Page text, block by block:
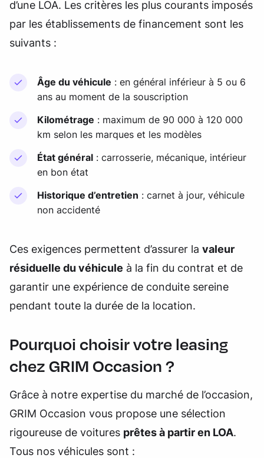
d’une LOA. Les critères les plus courants imposés
par les établissements de financement sont les
suivants :
Âge du véhicule : en général inférieur à 5 ou 6
ans au moment de la souscription
Kilométrage : maximum de 90 000 à 120 000
km selon les marques et les modèles
État général : carrosserie, mécanique, intérieur
en bon état
Historique d’entretien : carnet à jour, véhicule
non accidenté
Ces exigences permettent d’assurer la valeur
résiduelle du véhicule à la fin du contrat et de
garantir une expérience de conduite sereine
pendant toute la durée de la location.
Pourquoi choisir votre leasing
chez GRIM Occasion ?
Grâce à notre expertise du marché de l’occasion,
GRIM Occasion vous propose une sélection
rigoureuse de voitures prêtes à partir en LOA.
Tous nos véhicules sont :